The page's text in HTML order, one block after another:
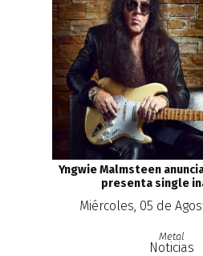
Yngwie Malmsteen
presenta single
Miércoles, 05 de
Metal
Noticias